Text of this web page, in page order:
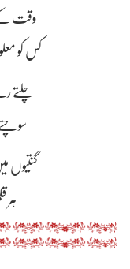
وقت
کس کو
چلتے
گنتیوں
ہر